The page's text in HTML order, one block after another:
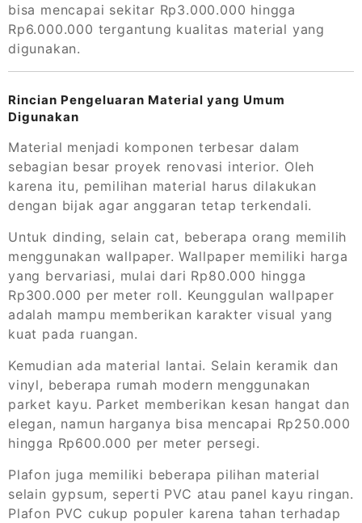
bisa mencapai sekitar Rp3.000.000 hingga
Rp6.000.000 tergantung kualitas material yang
digunakan.
Rincian Pengeluaran Material yang Umum
Digunakan
Material menjadi komponen terbesar dalam
sebagian besar proyek renovasi interior. Oleh
karena itu, pemilihan material harus dilakukan
dengan bijak agar anggaran tetap terkendali.
Untuk dinding, selain cat, beberapa orang memilih
menggunakan wallpaper. Wallpaper memiliki harga
yang bervariasi, mulai dari Rp80.000 hingga
Rp300.000 per meter roll. Keunggulan wallpaper
adalah mampu memberikan karakter visual yang
kuat pada ruangan.
Kemudian ada material lantai. Selain keramik dan
vinyl, beberapa rumah modern menggunakan
parket kayu. Parket memberikan kesan hangat dan
elegan, namun harganya bisa mencapai Rp250.000
hingga Rp600.000 per meter persegi.
Plafon juga memiliki beberapa pilihan material
selain gypsum, seperti PVC atau panel kayu ringan.
Plafon PVC cukup populer karena tahan terhadap